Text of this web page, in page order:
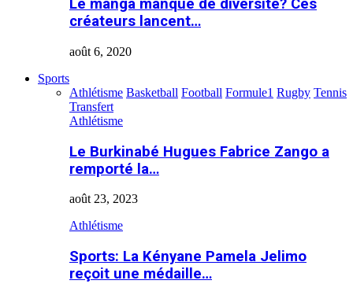
Le manga manque de diversité? Ces
créateurs lancent…
août 6, 2020
Sports
Athlétisme Basketball Football Formule1 Rugby Tennis
Transfert
Athlétisme
Le Burkinabé Hugues Fabrice Zango a
remporté la…
août 23, 2023
Athlétisme
Sports: La Kényane Pamela Jelimo
reçoit une médaille…